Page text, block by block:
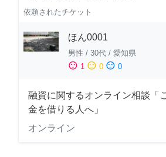
依頼されたチケット
ほん0001
男性 / 30代 / 愛知県
sentiment_satisfied 1 sentiment_neutral 0 sentiment_dissatisfied 0
融資に関するオンライン相談「
金を借りる人へ」
オンライン